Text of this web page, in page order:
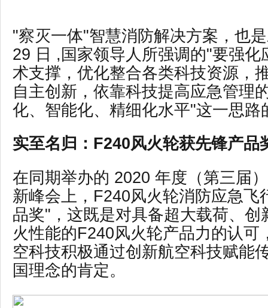
"察灭一体"智慧消防解决方案，也
29 日 ,国家领导人所强调的"要强化
术支撑，优化整合各类科技资源，
自主创新，依靠科技提高应急管理
化、智能化、精细化水平"这一思路
实至名归： F240风火轮获先锋产品
在同期举办的 2020 年度（第三届
新峰会上，F240风火轮消防应急飞
品奖"，这既是对具备超大载荷、创
火性能的F240风火轮产品力的认可
空科技积极通过创新航空科技赋能
国理念的肯定。